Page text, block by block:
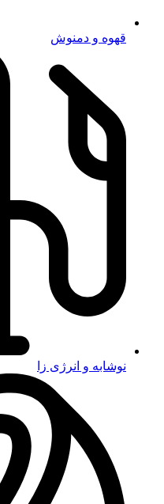
قهوه و دمنوش
نوشابه و انرژی زا